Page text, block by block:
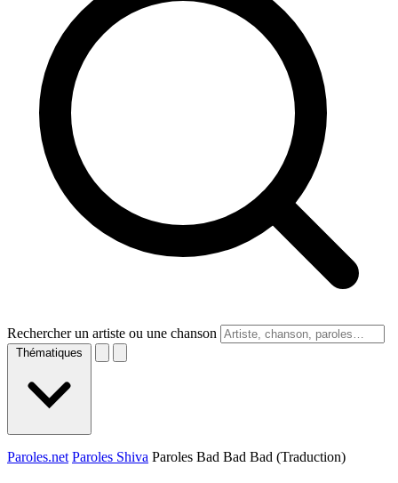
Rechercher un artiste ou une chanson
Thématiques
Paroles.net Paroles Shiva Paroles Bad Bad Bad (Traduction)